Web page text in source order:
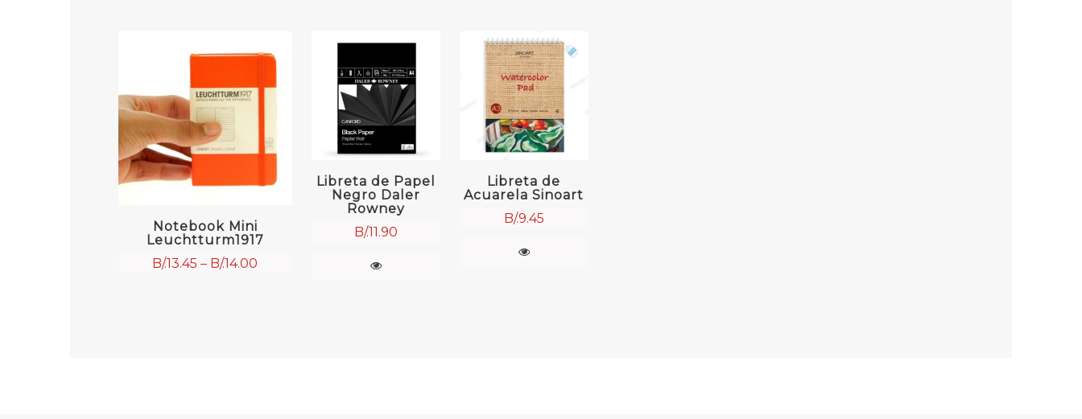
Notebook Mini
Leuchtturm1917
B/.13.45 – B/.14.00
Libreta de Papel
Negro Daler
Rowney
B/.11.90
Libreta de
Acuarela Sinoart
B/.9.45